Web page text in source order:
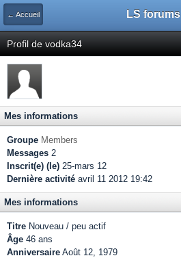
← Accueil LS forums
Profil de vodka34
Mes informations
Groupe Members
Messages 2
Inscrit(e) (le) 25-mars 12
Dernière activité avril 11 2012 19:42
Mes informations
Titre Nouveau / peu actif
Âge 46 ans
Anniversaire Août 12, 1979